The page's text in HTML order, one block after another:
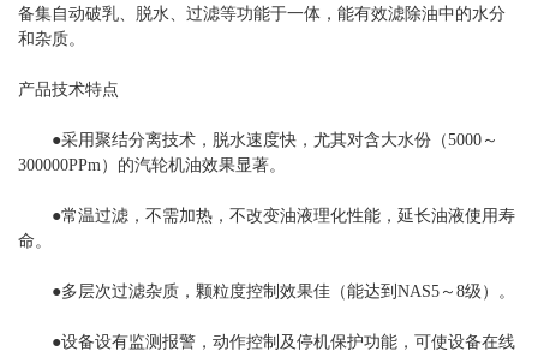
备集自动破乳、脱水、过滤等功能于一体，能有效滤除油中的水分
和杂质。
产品技术特点
●采用聚结分离技术，脱水速度快，尤其对含大水份（5000～
300000PPm）的汽轮机油效果显著。
●常温过滤，不需加热，不改变油液理化性能，延长油液使用寿
命。
●多层次过滤杂质，颗粒度控制效果佳（能达到NAS5～8级）。
●设备设有监测报警，动作控制及停机保护功能，可使设备在线